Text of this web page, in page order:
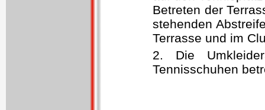
Betreten der
stehenden
Terrasse und im
2. Die
Tennisschuhen